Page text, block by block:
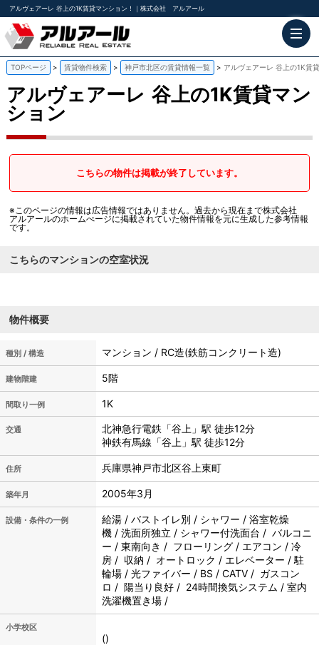
アルヴェアーレ 谷上の1K賃貸マンション！｜株式会社 アルアール
TOPページ 賃貸物件検索 神戸市北区の賃貸情報一覧 アルヴェアーレ 谷上の1K賃
アルヴェアーレ 谷上の1K賃貸マン
ション
こちらの物件は掲載が終了しています。
※このページの情報は広告情報ではありません。過去から現在まで株式会社
アルアールのホームぺージに掲載されていた物件情報を元に生成した参考情報
です。
こちらのマンションの空室状況
物件概要
種別 / 構造 マンション / RC造(鉄筋コンクリート造)
建物階建 5階
間取り一例 1K
交通
北神急行電鉄「谷上」駅 徒歩12分
神鉄有馬線「谷上」駅 徒歩12分
住所 兵庫県神戸市北区谷上東町
築年月 2005年3月
設備・条件の一例
給湯 / バストイレ別 / シャワー / 浴室乾燥
機 / 洗面所独立 / シャワー付洗面台 / バルコニ
ー / 東南向き / フローリング / エアコン / 冷
房 / 収納 / オートロック / エレベーター / 駐
輪場 / 光ファイバー / BS / CATV / ガスコン
ロ / 陽当り良好 / 24時間換気システム / 室内
洗濯機置き場 /
小学校区
()